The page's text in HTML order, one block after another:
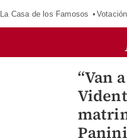
La Casa de los Famosos Votación
“Van
Panini